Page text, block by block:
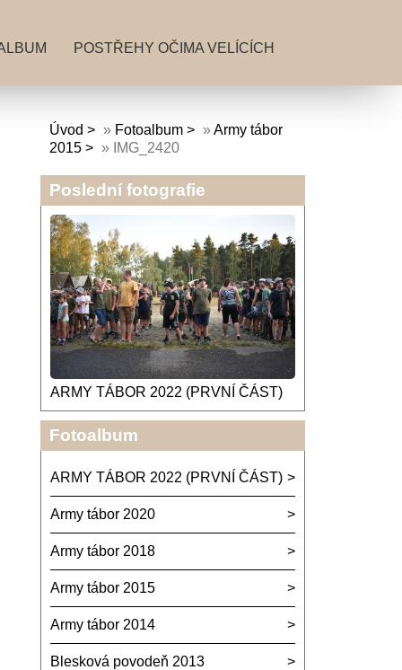
POSTŘEHY OČIMA VELÍCÍCH
Úvod » Fotoalbum »Army tábor
2015
» IMG_2420
Poslední fotografie
ARMY TÁBOR 2022 (PRVNÍ ČÁST)
Fotoalbum
ARMY TÁBOR 2022 (PRVNÍ ČÁST)
Army tábor 2020
Army tábor 2018
Army tábor 2015
Army tábor 2014
Blesková povodeň 2013